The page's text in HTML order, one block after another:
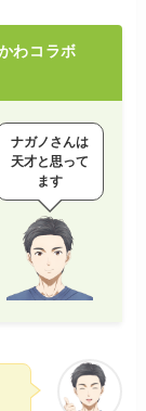
わコラボ
ナガノさんは
天才と思って
ます